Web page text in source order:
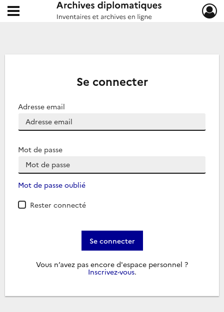
Archives diplomatiques
Ouvrir le menu déroulant
Se connecter
Adresse email
Mot de passe
Mot de passe oublié
Rester connecté
Se connecter
Vous n’avez pas encore d'espace personnel ?
Inscrivez-vous.